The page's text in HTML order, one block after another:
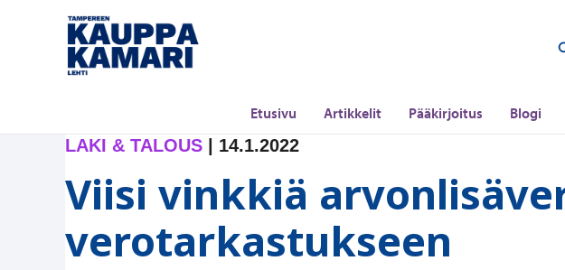
Etusivu Artikkelit Pääkirjoitus Blogi
LAKI & TALOUS | 14.1.2022
Viisi vinkkiä
verotarkastukseen